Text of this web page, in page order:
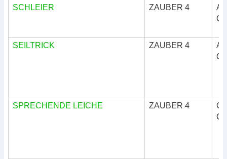
SCHLEIER ZAUBER 4
SEILTRICK ZAUBER 4
SPRECHENDE LEICHE ZAUBER 4